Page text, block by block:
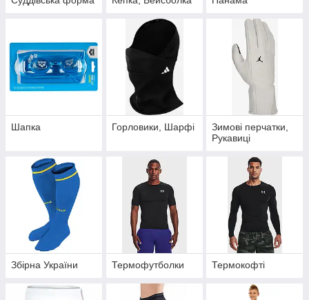
Шапка Горловики, Шарфі
Зимові перчатки,
Рукавиці
Збірна України Термофутболки Термокофті